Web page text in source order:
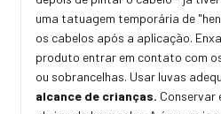
uma tatuagem temporária de
os cabelos após a aplicação.
produto entrar em contato com
ou sobrancelhas. Usar luvas
alcance de crianças. Conservar